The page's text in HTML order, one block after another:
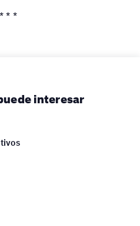
* * *
interesar